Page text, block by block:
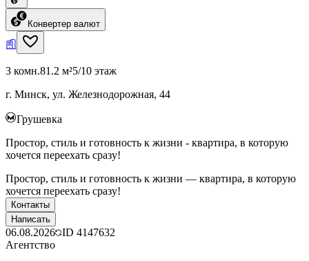
Конвертер валют
3 комн.81.2 м²5/10 этаж
г. Минск, ул. Железнодорожная, 44
Грушевка
Простор, стиль и готовность к жизни - квартира, в которую
хочется переехать сразу!
Простор, стиль и готовность к жизни — квартира, в которую
хочется переехать сразу!
Контакты
Написать
06.08.2026 ID 4147632
Агентство